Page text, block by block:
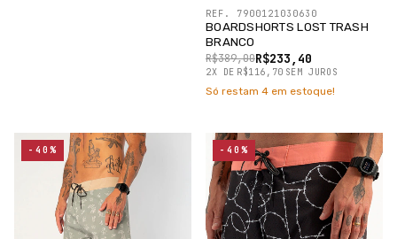
BOARDSHORTS LOST TRASH
BRANCO
R$233,40
R$389,00
2X DE R$116,70 SEM JUROS
REF. 7900121030630
Só restam 4 em estoque!
-40% -40%